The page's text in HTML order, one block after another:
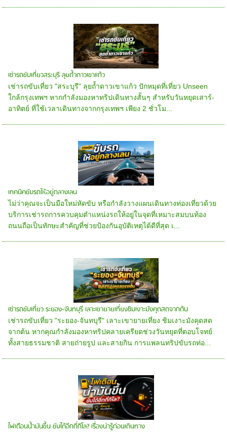
เช่ารถขับเที่ยวสระบุรี ลุยถ้ำดาวเขาแก้ว
เช่ารถขับเที่ยว "สระบุรี" ลุยถ้ำดาวเขาแก้ว ปักหมุดที่เที่ยว Unseen
ใกล้กรุงเทพฯ หากกำลังมองหาทริปเดินทางสั้นๆ สำหรับวันหยุดเสาร์-
อาทิตย์ ที่ใช้เวลาเดินทางจากกรุงเทพฯ เพียง 2 ชั่วโม...
เทคนิคขับรถให้อยู่กลางเลน
ไม่ว่าคุณจะเป็นมือใหม่หัดขับ หรือกำลังวางแผนเดินทางท่องเที่ยวด้วย
บริการเช่ารถการควบคุมตำแหน่งรถให้อยู่ในจุดที่เหมาะสมบนท้อง
ถนนถือเป็นทักษะสำคัญที่ช่วยป้องกันอุบัติเหตุได้ดีที่สุด เ...
เช่ารถขับเที่ยว ระยอง-จันทบุรี เลาะเขายายเที่ยงชิมเงาะมังคุดสดจากต้น
เช่ารถขับเที่ยว "ระยอง-จันทบุรี" เลาะเขายายเที่ยง ชิมเงาะมังคุดสด
จากต้น หากคุณกำลังมองหาทริปคลายเครียดช่วงวันหยุดที่ตอบโจทย์
ทั้งสายธรรมชาติ สายถ่ายรูป และสายกิน การแพลนทริปขับรถท่อ...
ไฟเตือนน้ำมันขึ้น ขับได้อีกกี่กิโล? เรื่องน่ารู้ก่อนเดินทาง